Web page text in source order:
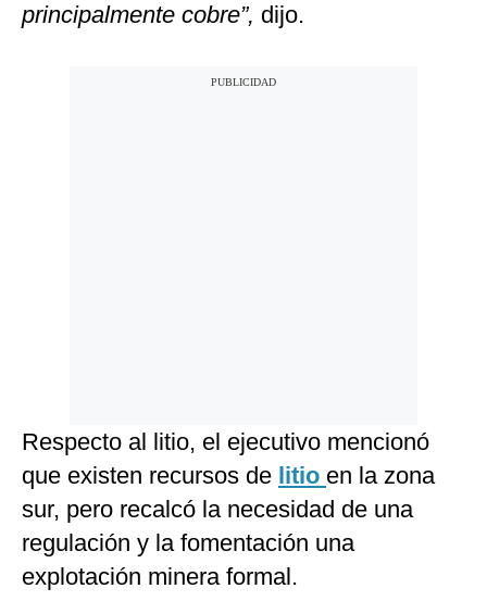
principalmente cobre”, dijo.
Respecto al litio, el ejecutivo mencionó
que existen recursos de litio en la zona
sur, pero recalcó la necesidad de una
regulación y la fomentación una
explotación minera formal.